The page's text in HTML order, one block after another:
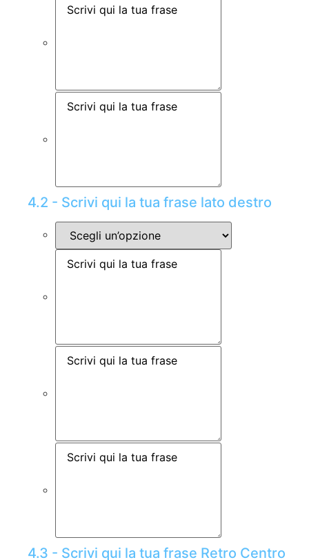
4.2 - Scrivi qui la tua frase lato destro
4.3 - Scrivi qui la tua frase Retro Centro